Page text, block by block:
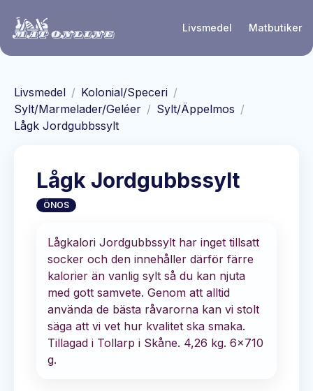
Livsmedel Matbutiker
Livsmedel / Kolonial/Speceri /
Sylt/Marmelader/Geléer / Sylt/Äppelmos /
Lågk Jordgubbssylt
Lågk Jordgubbssylt
ÖNOS
Lågkalori Jordgubbssylt har inget tillsatt
socker och den innehåller därför färre
kalorier än vanlig sylt så du kan njuta
med gott samvete. Genom att alltid
använda de bästa råvarorna kan vi stolt
säga att vi vet hur kvalitet ska smaka.
Tillagad i Tollarp i Skåne. 4,26 kg. 6x710
g.